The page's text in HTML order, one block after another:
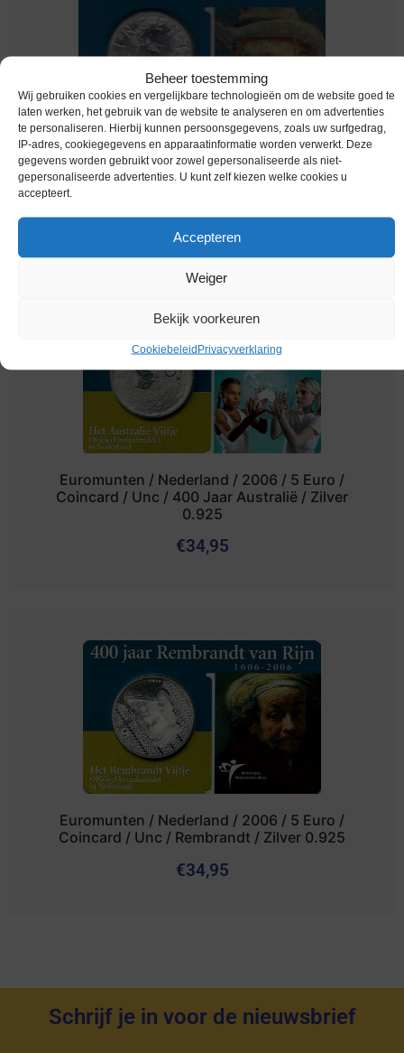
Beheer toestemming
Wij gebruiken cookies en vergelijkbare technologieën om de website goed te
laten werken, het gebruik van de website te analyseren en om advertenties
te personaliseren. Hierbij kunnen persoonsgegevens, zoals uw surfgedrag,
IP-adres, cookiegegevens en apparaatinformatie worden verwerkt. Deze
gegevens worden gebruikt voor zowel gepersonaliseerde als niet-
gepersonaliseerde advertenties. U kunt zelf kiezen welke cookies u
accepteert.
Accepteren
Weiger
Bekijk voorkeuren
CookiebeleidPrivacyverklaring
Euromunten / Nederland / 2003 / 5 Euro /
Coincard / Unc / Van Gogh / Zilver 0.925
Euromunten / Nederland / 2006 / 5 Euro /
Coincard / Unc / 400 Jaar Australië / Zilver
0.925
€34,95
Euromunten / Nederland / 2006 / 5 Euro /
Coincard / Unc / Rembrandt / Zilver 0.925
€34,95
Schrijf je in voor de nieuwsbrief